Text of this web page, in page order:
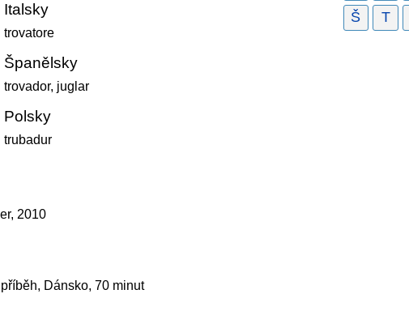
Italsky
trovatore
Španělsky
trovador, juglar
Polsky
trubadur
2010
Dánsko, 70 minut
Š
T